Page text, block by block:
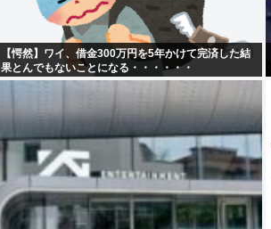
【愕然】ワイ、借金300万円を5年かけて完済した結
果とんでもないことになる・・・・・・